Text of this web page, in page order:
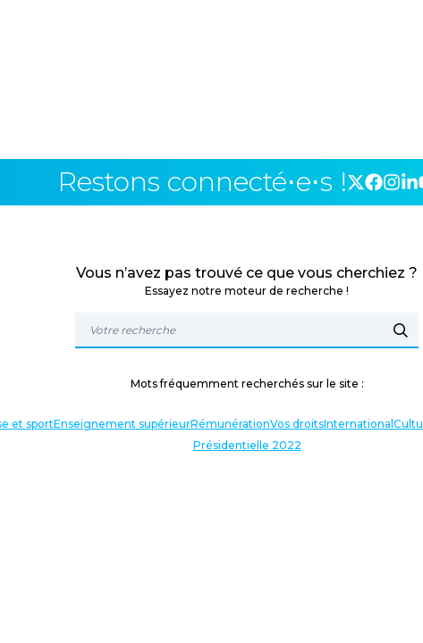
Restons connecté⋅e⋅s !
Vous n’avez pas trouvé ce que vous cherchiez ?
Essayez notre moteur de recherche !
Mots fréquemment recherchés sur le site :
et sportEnseignement supérieurRémunérationVos droitsInternational
Présidentielle 2022